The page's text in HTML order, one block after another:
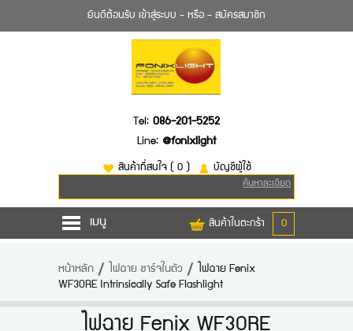
ยินดีต้อนรับ เข้าสู่ระบบ - หรือ - สมัครสมาชิก
Tel: 086-201-5252
Line: @fonixlight
สินค้าที่สนใจ ( 0 ) บัญชีผู้ใช้
สินค้าในตะกร้า 0
ค้นหาละเอียด
เมนู
สินค้า
ยี่ห้อไฟฉาย
หน้าหลัก ไฟฉาย ชาร์จในตัว
ไฟฉาย Fenix
WF30RE Intrinsically Safe Flashlight
ไฟฉาย Fenix WF30RE